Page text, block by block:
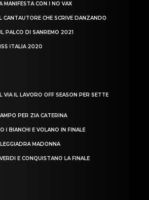
MANIFESTA CON I NO VAX
CHE SCRIVE DANZANDO
PALCO DI SANREMO 2021
ITALIA 2020
VIA IL LAVORO OFF SEASON PER SETTE
PER ZIA CATERINA
I BIANCHI E VOLANO IN FINALE
MADONNA
E CONQUISTANO LA FINALE